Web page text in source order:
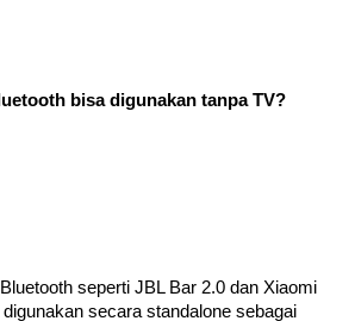
bisa digunakan tanpa TV?
seperti JBL Bar 2.0 dan Xiaomi
secara standalone sebagai